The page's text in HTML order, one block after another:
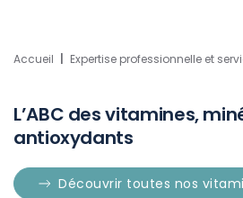
Accueil Expertise professionnelle et
L’ABC des vitamines,
antioxydants
Découvrir toutes nos